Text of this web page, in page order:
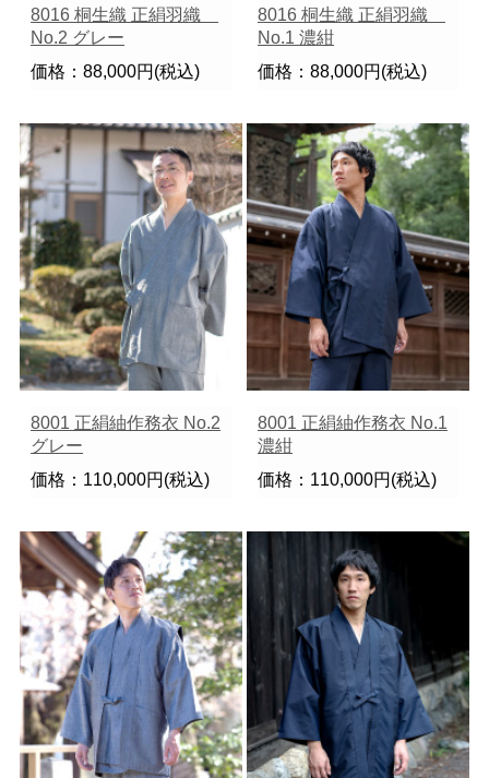
8016 桐生織 正絹羽織
No.2 グレー
価格：88,000円(税込)
8016 桐生織 正絹羽織
No.1 濃紺
価格：88,000円(税込)
8001 正絹紬作務衣 No.2
グレー
価格：110,000円(税込)
8001 正絹紬作務衣 No.1
濃紺
価格：110,000円(税込)